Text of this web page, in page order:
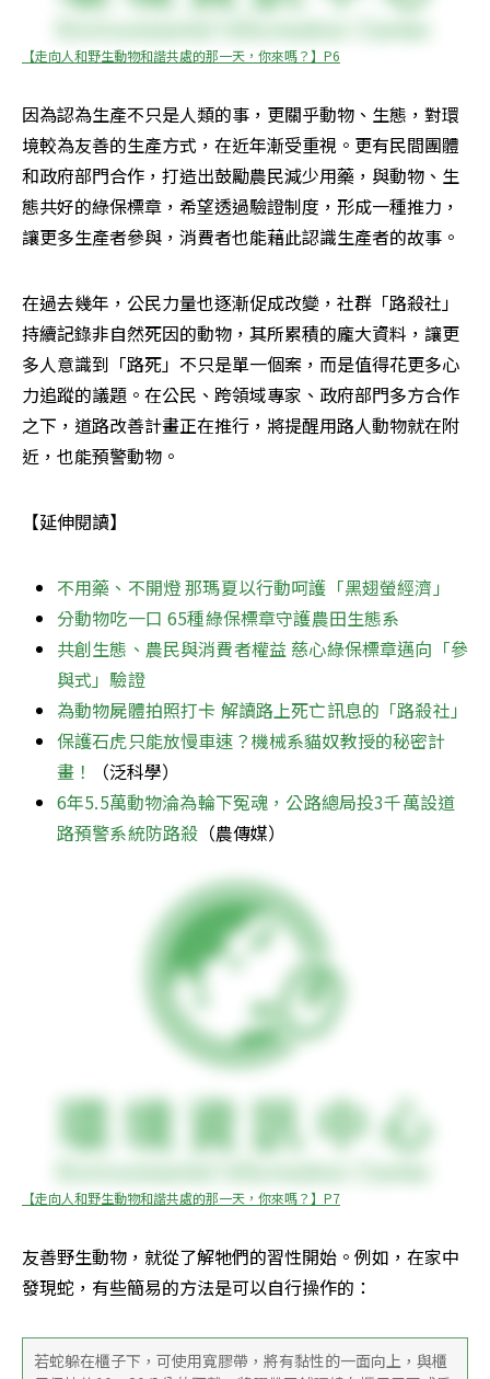
【走向人和野生動物和諧共處的那一天，你來嗎？】P6
因為認為生產不只是人類的事，更關乎動物、生態，對環
境較為友善的生產方式，在近年漸受重視。更有民間團體
和政府部門合作，打造出鼓勵農民減少用藥，與動物、生
態共好的綠保標章，希望透過驗證制度，形成一種推力，
讓更多生產者參與，消費者也能藉此認識生產者的故事。
在過去幾年，公民力量也逐漸促成改變，社群「路殺社」
持續記錄非自然死因的動物，其所累積的龐大資料，讓更
多人意識到「路死」不只是單一個案，而是值得花更多心
力追蹤的議題。在公民、跨領域專家、政府部門多方合作
之下，道路改善計畫正在推行，將提醒用路人動物就在附
近，也能預警動物。
【延伸閱讀】
不用藥、不開燈 那瑪夏以行動呵護「黑翅螢經濟」
分動物吃一口 65種綠保標章守護農田生態系
共創生態、農民與消費者權益 慈心綠保標章邁向「參
與式」驗證
為動物屍體拍照打卡 解讀路上死亡訊息的「路殺社」
保護石虎只能放慢車速？機械系貓奴教授的秘密計
畫！
（泛科學）
6年5.5萬動物淪為輪下冤魂，公路總局投3千萬設道
路預警系統防路殺 （農傳媒）
【走向人和野生動物和諧共處的那一天，你來嗎？】P7
友善野生動物，就從了解牠們的習性開始。例如，在家中
發現蛇，有些簡易的方法是可以自行操作的：
若蛇躲在櫃子下，可使用寬膠帶，將有黏性的一面向上，與櫃